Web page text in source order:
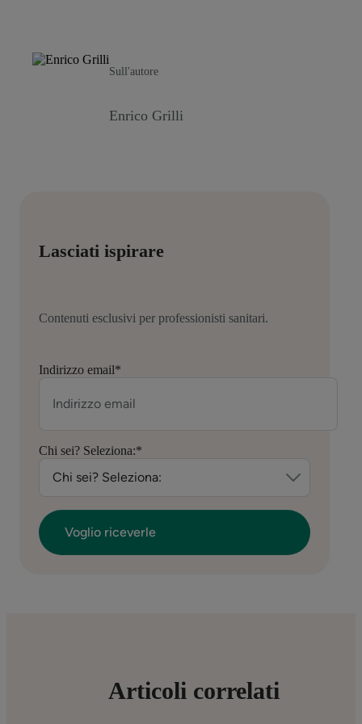
Sull'autore
Enrico Grilli
Lasciati ispirare
Contenuti esclusivi per professionisti sanitari.
Indirizzo email*
Chi sei? Seleziona:*
Articoli correlati